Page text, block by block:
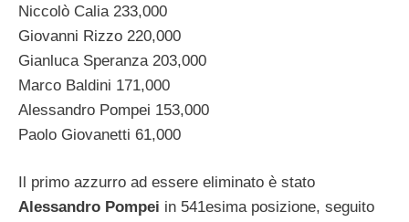
Niccolò Calia 233,000
Giovanni Rizzo 220,000
Gianluca Speranza 203,000
Marco Baldini 171,000
Alessandro Pompei 153,000
Paolo Giovanetti 61,000
Il primo azzurro ad essere eliminato è stato
Alessandro Pompei in 541esima posizione, seguito